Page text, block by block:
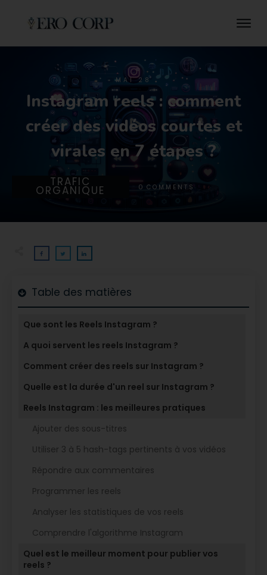
MAI 28
Instagram reels : comment
créer des vidéos courtes et
virales en 7 étapes ?
TRAFIC
ORGANIQUE 0 COMMENTS
Table des matières
Que sont les Reels Instagram ?
A quoi servent les reels Instagram ?
Comment créer des reels sur Instagram ?
Quelle est la durée d'un reel sur Instagram ?
Reels Instagram : les meilleures pratiques
Ajouter des sous-titres
Utiliser 3 à 5 hash-tags pertinents à vos vidéos
Répondre aux commentaires
Programmer les reels
Analyser les statistiques de vos reels
Comprendre l'algorithme Instagram
Quel est le meilleur moment pour publier vos
reels ?